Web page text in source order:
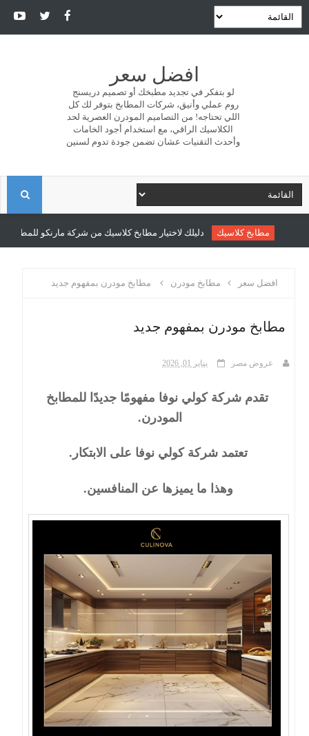
افضل سعر
لو بتفكر في تجديد مطبخك أو تصميم دريسنج
روم عملي وأنيق، شركات المطابخ بتوفر لك كل
اللي تحتاجه! من التصاميم المودرن العصرية لحد
الكلاسيك الراقي، مع استخدام أجود الخامات
وأحدث التقنيات عشان تضمن جودة تدوم لسنين
ا
مطابخ كلاسيك دليلك لاختيار مطابخ كلاسيك من شركة مارنكو للمطابخ
افضل سعر مطابخ مودرن مطابخ مودرن بمفهوم جديد
مطابخ مودرن بمفهوم جديد
عروض مصر يناير 01, 2026
تقدم شركة كولي نوفا مفهومًا جديدًا للمطابخ
المودرن.
تعتمد شركة كولي نوفا على الابتكار.
وهذا ما يميزها عن المنافسين.